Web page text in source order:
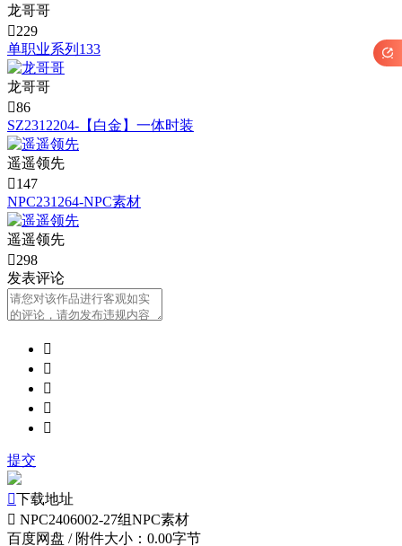
龙哥哥
229
单职业系列133
龙哥哥
86
SZ2312204-【白金】一体时装
遥遥领先
147
NPC231264-NPC素材
遥遥领先
298
发表评论





提交
下载地址
 NPC2406002-27组NPC素材
百度网盘 /附件大小：0.00字节
